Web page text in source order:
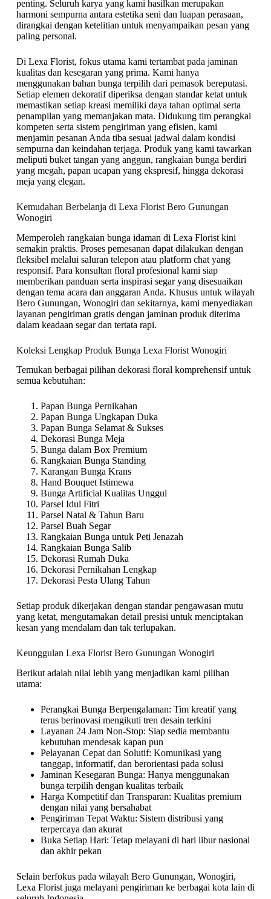
penting. Seluruh karya yang kami hasilkan merupakan
harmoni sempurna antara estetika seni dan luapan perasaan,
dirangkai dengan ketelitian untuk menyampaikan pesan yang
paling personal.
Di Lexa Florist, fokus utama kami tertambat pada jaminan
kualitas dan kesegaran yang prima. Kami hanya
menggunakan bahan bunga terpilih dari pemasok bereputasi.
Setiap elemen dekoratif diperiksa dengan standar ketat untuk
memastikan setiap kreasi memiliki daya tahan optimal serta
penampilan yang memanjakan mata. Didukung tim perangkai
kompeten serta sistem pengiriman yang efisien, kami
menjamin pesanan Anda tiba sesuai jadwal dalam kondisi
sempurna dan keindahan terjaga. Produk yang kami tawarkan
meliputi buket tangan yang anggun, rangkaian bunga berdiri
yang megah, papan ucapan yang ekspresif, hingga dekorasi
meja yang elegan.
Kemudahan Berbelanja di Lexa Florist Bero Gunungan
Wonogiri
Memperoleh rangkaian bunga idaman di Lexa Florist kini
semakin praktis. Proses pemesanan dapat dilakukan dengan
fleksibel melalui saluran telepon atau platform chat yang
responsif. Para konsultan floral profesional kami siap
memberikan panduan serta inspirasi segar yang disesuaikan
dengan tema acara dan anggaran Anda. Khusus untuk wilayah
Bero Gunungan, Wonogiri dan sekitarnya, kami menyediakan
layanan pengiriman gratis dengan jaminan produk diterima
dalam keadaan segar dan tertata rapi.
Koleksi Lengkap Produk Bunga Lexa Florist Wonogiri
Temukan berbagai pilihan dekorasi floral komprehensif untuk
semua kebutuhan:
Papan Bunga Pernikahan
Papan Bunga Ungkapan Duka
Papan Bunga Selamat & Sukses
Dekorasi Bunga Meja
Bunga dalam Box Premium
Rangkaian Bunga Standing
Karangan Bunga Krans
Hand Bouquet Istimewa
Bunga Artificial Kualitas Unggul
Parsel Idul Fitri
Parsel Natal & Tahun Baru
Parsel Buah Segar
Rangkaian Bunga untuk Peti Jenazah
Rangkaian Bunga Salib
Dekorasi Rumah Duka
Dekorasi Pernikahan Lengkap
Dekorasi Pesta Ulang Tahun
Setiap produk dikerjakan dengan standar pengawasan mutu
yang ketat, mengutamakan detail presisi untuk menciptakan
kesan yang mendalam dan tak terlupakan.
Keunggulan Lexa Florist Bero Gunungan Wonogiri
Berikut adalah nilai lebih yang menjadikan kami pilihan
utama:
Perangkai Bunga Berpengalaman: Tim kreatif yang
terus berinovasi mengikuti tren desain terkini
Layanan 24 Jam Non-Stop: Siap sedia membantu
kebutuhan mendesak kapan pun
Pelayanan Cepat dan Solutif: Komunikasi yang
tanggap, informatif, dan berorientasi pada solusi
Jaminan Kesegaran Bunga: Hanya menggunakan
bunga terpilih dengan kualitas terbaik
Harga Kompetitif dan Transparan: Kualitas premium
dengan nilai yang bersahabat
Pengiriman Tepat Waktu: Sistem distribusi yang
terpercaya dan akurat
Buka Setiap Hari: Tetap melayani di hari libur nasional
dan akhir pekan
Selain berfokus pada wilayah Bero Gunungan, Wonogiri,
Lexa Florist juga melayani pengiriman ke berbagai kota lain di